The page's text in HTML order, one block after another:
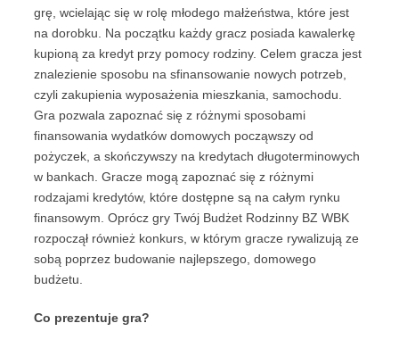
grę, wcielając się w rolę młodego małżeństwa, które jest
na dorobku. Na początku każdy gracz posiada kawalerkę
kupioną za kredyt przy pomocy rodziny. Celem gracza jest
znalezienie sposobu na sfinansowanie nowych potrzeb,
czyli zakupienia wyposażenia mieszkania, samochodu.
Gra pozwala zapoznać się z różnymi sposobami
finansowania wydatków domowych począwszy od
pożyczek, a skończywszy na kredytach długoterminowych
w bankach. Gracze mogą zapoznać się z różnymi
rodzajami kredytów, które dostępne są na całym rynku
finansowym. Oprócz gry Twój Budżet Rodzinny BZ WBK
rozpoczął również konkurs, w którym gracze rywalizują ze
sobą poprzez budowanie najlepszego, domowego
budżetu.
Co prezentuje gra?